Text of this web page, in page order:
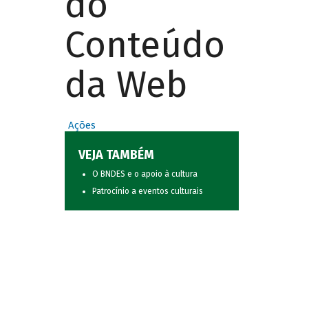
Conteúdo
da Web
Ações
VEJA TAMBÉM
O BNDES e o apoio à cultura
Patrocínio a eventos culturais